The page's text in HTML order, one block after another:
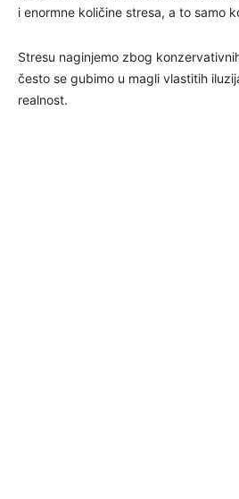
i enormne količine stresa, a to samo
Stresu naginjemo zbog
često se gubimo u magli vlastitih
realnost.